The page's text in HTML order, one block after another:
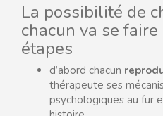
La possibilité de
chacun va se
étapes
d’abord chacun
thérapeute ses
psychologiques au fur